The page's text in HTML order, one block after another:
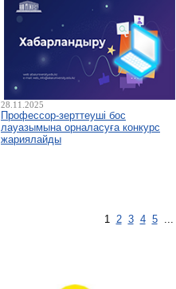
28.11.2025
Профессор-зерттеуші бос
лауазымына орналасуға конкурс
жариялайды
1 2 3 4 5...